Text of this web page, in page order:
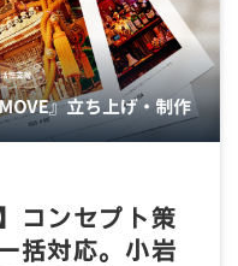
コンセプト策
括対応。小岩